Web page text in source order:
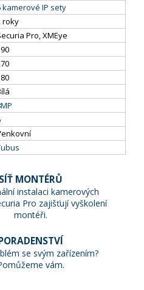
kamerové IP sety
roky
Pro, XMEye
SÍŤ MONTÉRŮ
instalaci kamerových
Pro zajišťují vyškolení
montéři.
se svým zařízením?
vám.